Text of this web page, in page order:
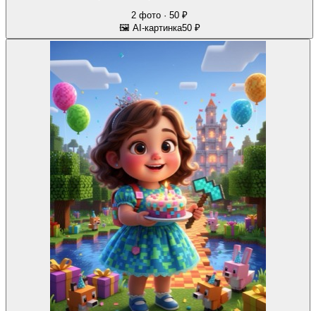
2 фото · 50 ₽
🖼 AI-картинка50 ₽